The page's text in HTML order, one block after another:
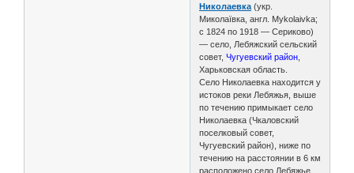
Николаевка (укр.
Миколаївка, англ. Mykolaivka;
с 1824 по 1918 — Сериково)
— село, Лебяжский сельский
совет,Чугуевский район
Харьковская область.
Село Николаевка находится у
истоков реки Лебяжья, выше
по течению примыкает село
Николаевка (Чкаловский
поселковый совет,
Чугуевский район), ниже по
течению на расстоянии в 6 км
расположено село Лебяжье.